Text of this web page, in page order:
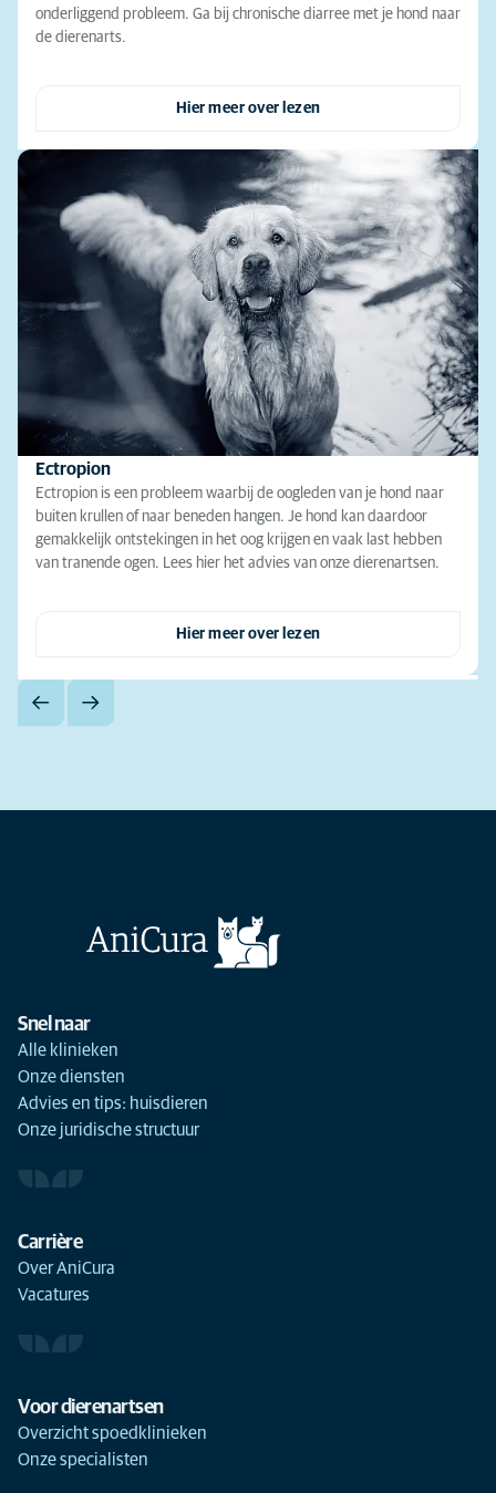
onderliggend probleem. Ga bij chronische diarree met je hond naar
de dierenarts.
Hier meer over lezen
Ectropion
Ectropion is een probleem waarbij de oogleden van je hond naar
buiten krullen of naar beneden hangen. Je hond kan daardoor
gemakkelijk ontstekingen in het oog krijgen en vaak last hebben
van tranende ogen. Lees hier het advies van onze dierenartsen.
Hier meer over lezen
Snel naar
Alle klinieken
Onze diensten
Advies en tips: huisdieren
Onze juridische structuur
Carrière
Over AniCura
Vacatures
Voor dierenartsen
Overzicht spoedklinieken
Onze specialisten